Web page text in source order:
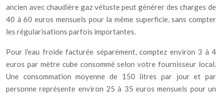
ancien avec chaudière gaz vétuste peut générer des charges de
40 à 60 euros mensuels pour la même superficie, sans compter
les régularisations parfois importantes.
Pour l’eau froide facturée séparément, comptez environ 3 à 4
euros par mètre cube consommé selon votre fournisseur local.
Une consommation moyenne de 150 litres par jour et par
personne représente environ 25 à 35 euros mensuels pour un